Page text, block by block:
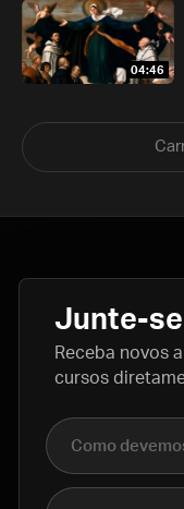
04:46
Junte-se
Receba novos
cursos
Nome completo
E-mail